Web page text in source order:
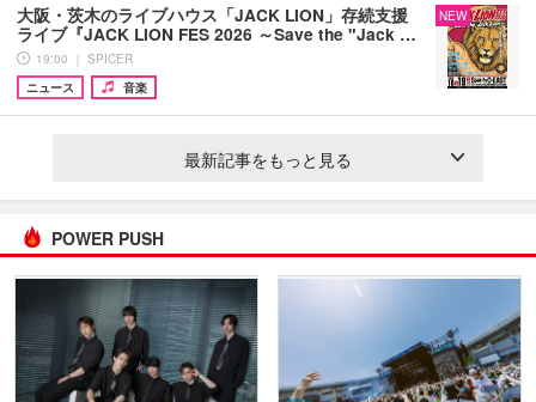
大阪・茨木のライブハウス「JACK LION」存続支援
ライブ『JACK LION FES 2026 ～Save the "Jack …
19:00 ｜ SPICER
ニュース
音楽
NEW
最新記事をもっと見る
POWER PUSH